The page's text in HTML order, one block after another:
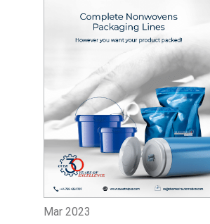
Mar 2023